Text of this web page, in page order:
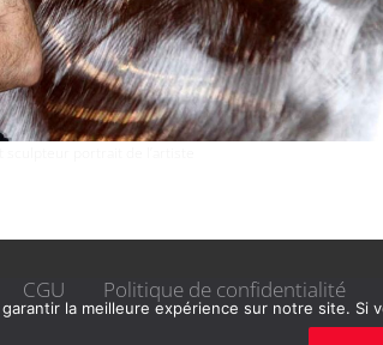
CGU Politique de confidentialité
la meilleure expérience sur notre site.